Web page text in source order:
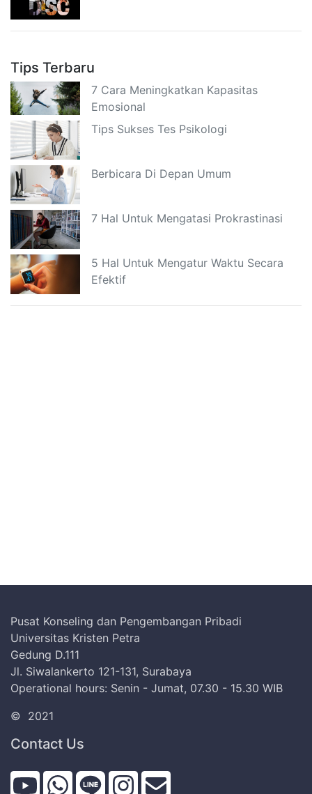
Tips Terbaru
7 Cara Meningkatkan Kapasitas
Emosional
Tips Sukses Tes Psikologi
Berbicara Di Depan Umum
7 Hal Untuk Mengatasi Prokrastinasi
5 Hal Untuk Mengatur Waktu Secara
Efektif
Pusat Konseling dan Pengembangan Pribadi
Universitas Kristen Petra
Gedung D.111
Jl. Siwalankerto 121-131, Surabaya
Operational hours: Senin - Jumat, 07.30 - 15.30 WIB
© 2021
Contact Us